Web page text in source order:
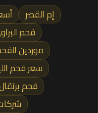
إم القصر
فحم
موردين
سعر فحم
فحم